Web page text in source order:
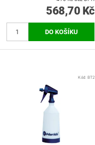
568,70 Kč
Kód: BT2